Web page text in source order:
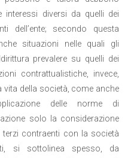
interessi diversi da quelli dei
dell’ente; secondo questa
situazioni nelle quali gli
prevalere su quelli dei
contrattualistiche, invece,
vita della società, come anche
delle norme di
solo la considerazione
contraenti con la società
si sottolinea spesso, da